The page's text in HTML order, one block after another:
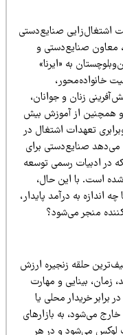
صنایع‌دستی
صنایع‌دستی و
به «ایرنا»
زنان و جوانان،
از آموزش بیش
تعهدات اشتغال در
صنایع‌دستی برای
رسمی توسعه
با این حال،
به درآمد پایدار،
منجر می‌شود؟
حلقه زنجیره ارزش
بینایی و مهارت
خریدار محلی یا
به بازارهای
می‌شود و در هر